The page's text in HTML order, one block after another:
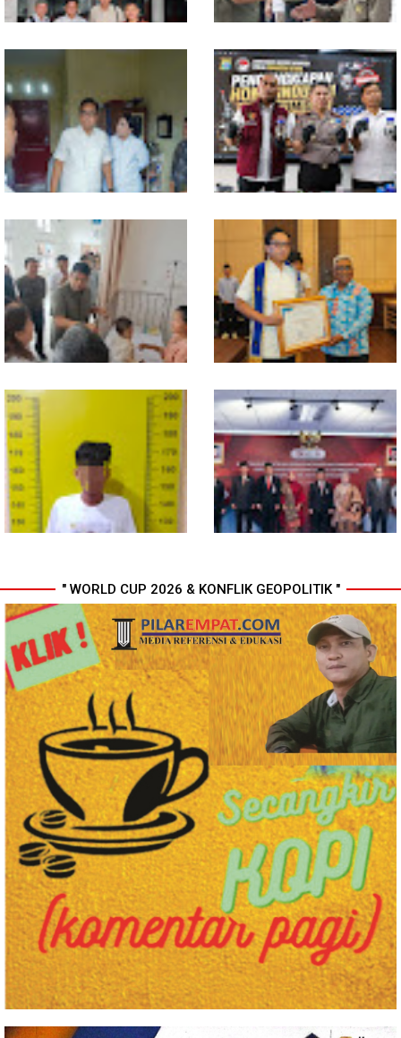
MIO Indonesia Sumut Resmi
Daftarkan Organisasi ke
Kesbangpol, Langkah Awal
Perkuat Profesionalisme
Media Online
Komisi D DPRDSU Ikut Gubsu
Bobby Nasution Berkantor di
Nias
Walikota Medan Nonaktifkan
Lurah Aur, Rico Waas : Tak Ada
Toleransi bagi Penyalahgunaan
Wewenang
Bahan dari Kamboja, Polda
Sumut Bongkar Home Industri
Vape Mengandung Etomidate
Gubsu Bobby Pastikan Pasien
Rujukan dari Nias Tak
Terkendala Biaya Perjalanan
dan Rumah Singgah di Medan
Wali Kota Medan Dikukuhkan
Jadi Duta Penggerak Ayah
Teladan, Rico Waas: Jabatan
Tertinggi Pria Dalam Keluarga
Polresta Deli Serdang Bekuk
Dua orang Pengedar Narkoba
di Pagar Merbau
Perkuat Kinerja Organisasi dan
Pengembangan Karier, OJK
Lantik Pejabat Baru
" WORLD CUP 2026 & KONFLIK GEOPOLITIK "